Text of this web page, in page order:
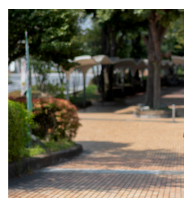
上品で鮮やかな絣模
柔らかくて色落ちもしにくい薄
然繊維の素朴さが魅力的。絣模
与えます。
SCENE